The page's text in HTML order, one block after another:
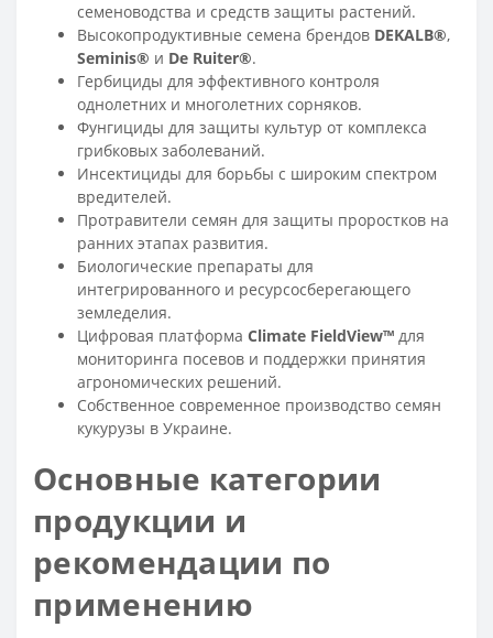
семеноводства и средств защиты растений.
Высокопродуктивные семена брендов DEKALB®,
Seminis® и De Ruiter®.
Гербициды для эффективного контроля
однолетних и многолетних сорняков.
Фунгициды для защиты культур от комплекса
грибковых заболеваний.
Инсектициды для борьбы с широким спектром
вредителей.
Протравители семян для защиты проростков на
ранних этапах развития.
Биологические препараты для
интегрированного и ресурсосберегающего
земледелия.
Цифровая платформа Climate FieldView™ для
мониторинга посевов и поддержки принятия
агрономических решений.
Собственное современное производство семян
кукурузы в Украине.
Основные категории
продукции и
рекомендации по
применению